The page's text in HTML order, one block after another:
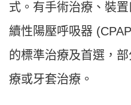
式。有手術治療、裝
續性陽壓呼吸器
的標準治療及首選，
療或牙套治療。